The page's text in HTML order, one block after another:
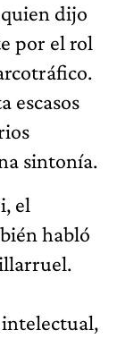
dijo
por el rol
escasos
sintonía.
el
habló